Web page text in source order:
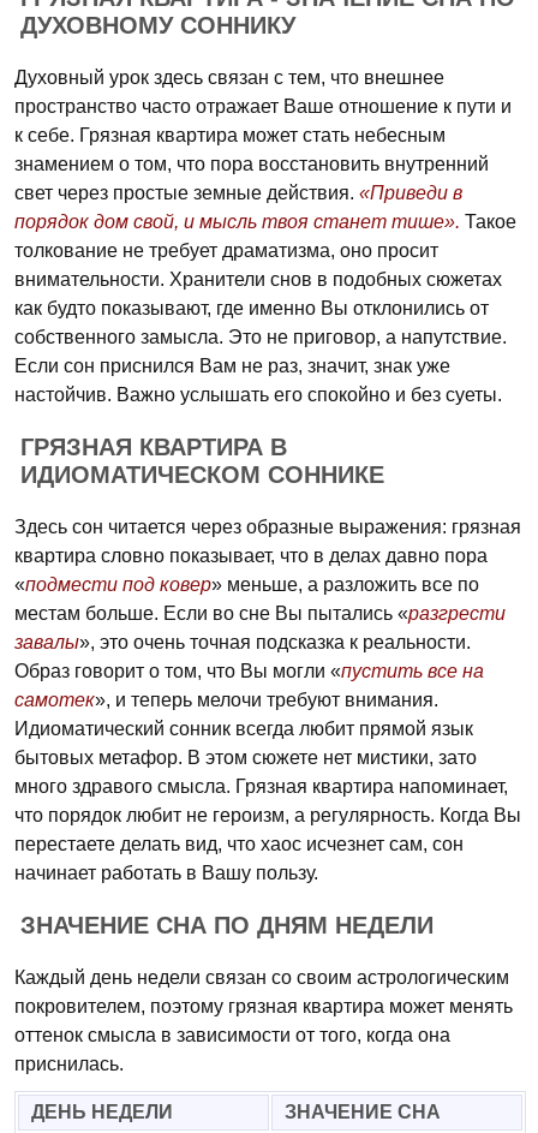
ДУХОВНОМУ СОННИКУ
Духовный урок здесь связан с тем, что внешнее
пространство часто отражает Ваше отношение к пути и
к себе. Грязная квартира может стать небесным
знамением о том, что пора восстановить внутренний
свет через простые земные действия. «Приведи в
порядок дом свой, и мысль твоя станет тише». Такое
толкование не требует драматизма, оно просит
внимательности. Хранители снов в подобных сюжетах
как будто показывают, где именно Вы отклонились от
собственного замысла. Это не приговор, а напутствие.
Если сон приснился Вам не раз, значит, знак уже
настойчив. Важно услышать его спокойно и без суеты.
ГРЯЗНАЯ КВАРТИРА В
ИДИОМАТИЧЕСКОМ СОННИКЕ
Здесь сон читается через образные выражения: грязная
квартира словно показывает, что в делах давно пора
«подмести под ковер» меньше, а разложить все по
местам больше. Если во сне Вы пытались «разгрести
завалы», это очень точная подсказка к реальности.
Образ говорит о том, что Вы могли «пустить все на
самотек», и теперь мелочи требуют внимания.
Идиоматический сонник всегда любит прямой язык
бытовых метафор. В этом сюжете нет мистики, зато
много здравого смысла. Грязная квартира напоминает,
что порядок любит не героизм, а регулярность. Когда Вы
перестаете делать вид, что хаос исчезнет сам, сон
начинает работать в Вашу пользу.
ЗНАЧЕНИЕ СНА ПО ДНЯМ НЕДЕЛИ
Каждый день недели связан со своим астрологическим
покровителем, поэтому грязная квартира может менять
оттенок смысла в зависимости от того, когда она
приснилась.
ДЕНЬ НЕДЕЛИ ЗНАЧЕНИЕ СНА